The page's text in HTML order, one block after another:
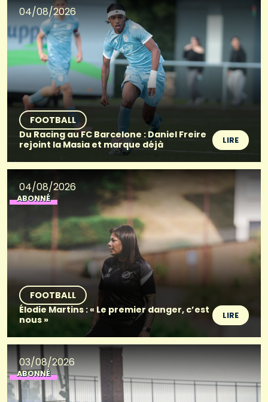
04/08/2026
FOOTBALL
Du Racing au FC Barcelone : Daniel Freire
rejoint la Masia et marque déjà
LIRE
04/08/2026
ABONNÉ
FOOTBALL
Élodie Martins : « Le premier danger, c’est
nous »
LIRE
03/08/2026
ABONNÉ